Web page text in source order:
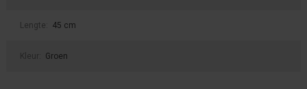
Lengte: 45 cm
Kleur: Groen